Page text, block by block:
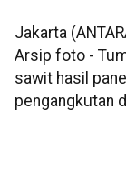
Jakarta
Arsip foto -
sawit hasil
pengangkutan